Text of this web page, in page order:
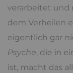
verarbeitet und
dem Verheilen
eigentlich gar
Psyche, die in
ist, macht das